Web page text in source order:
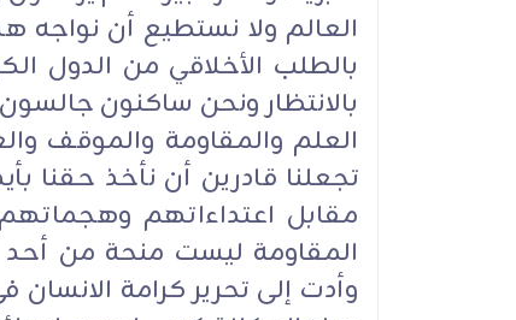
العالم ولا نستطيع أن نواجه
بالطلب الأخلاقي من الدول
بالانتظار ونحن ساكنون
العلم والمقاومة والموقف
تجعلنا قادرين أن نأخذ حقنا
مقابل اعتداءاتهم
المقاومة ليست منحة من
وأدت إلى تحرير كرامة